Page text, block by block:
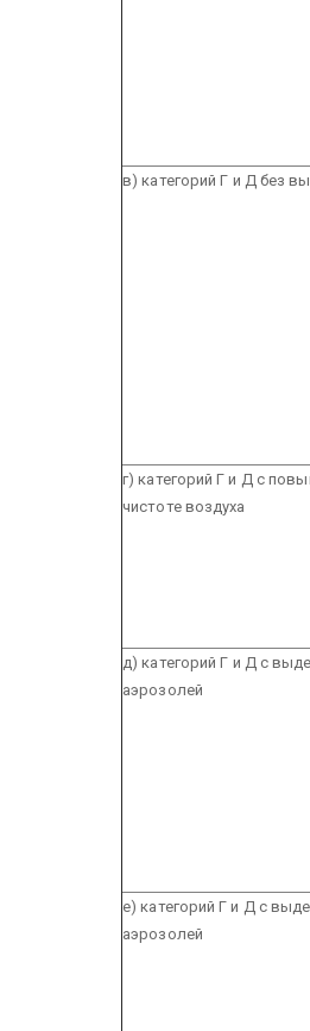
в) категорий Г и Д без
г) категорий Г и Д с
чистоте воздуха
д) категорий Г и Д с
аэрозолей
е) категорий Г и Д с
аэрозолей